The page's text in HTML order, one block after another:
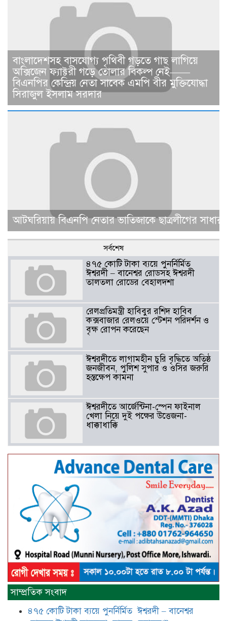
বাংলাদেশসহ বাসযোগ্য পৃথিবী গড়তে গাছ লাগিয়ে
অক্সিজেন ফ্যাক্টরী গড়ে তোলার বিকল্প নেই——
বিএনপির কেন্দ্রিয় নেতা সাবেক এমপি বীর মুক্তিযোদ্ধা
সিরাজুল ইসলাম সরদার
আটঘরিয়ায় বিএনপি নেতার ভাতিজাকে ছাত্রলীগের
সর্বশেষ
৪৭৫ কোটি টাকা ব্যয়ে পুনর্নির্মিত
ঈশ্বরদী – বানেশ্বর রোডসহ ঈশ্বরদী
তালতলা রোডের বেহালদশা
রেলপ্রতিমন্ত্রী হাবিবুর রশিদ হাবিব
কক্সবাজার রেলওয়ে স্টেশন পরিদর্শন ও
বৃক্ষ রোপন করেছেন
ঈশ্বরদীতে লাগামহীন চুরি বৃদ্ধিতে অতিষ্ঠ
জনজীবন, পুলিশ সুপার ও ওসির জরুরি
হস্তক্ষেপ কামনা ​
ঈশ্বরদীতে আর্জেন্টিনা-স্পেন ফাইনাল
খেলা নিয়ে দুই পক্ষের উত্তেজনা-
ধাক্কাধাক্কি
বাংলাদেশসহ বাসযোগ্য পৃথিবী গড়তে
গাছ লাগিয়ে অক্সিজেন ফ্যাক্টরী গড়ে
তোলার বিকল্প নেই——বিএনপির
কেন্দ্রিয় নেতা সাবেক এমপি বীর
মুক্তিযোদ্ধা সিরাজুল ইসলাম সরদার
আটঘরিয়ায় বিএনপি নেতার ভাতিজাকে ছাত্রলীগের সাধারণ
​​অবৈধ অর্থ বা পেশীশক্তি না থাকলে
রাজনীতিতে টিকে থাকার একমাত্র উপায়
বিএনপির কেন্দ্রিয় নেতা সিরাজুল ইসলাম
সরদার
সাম্প্রতিক সংবাদ
৪৭৫ কোটি টাকা ব্যয়ে পুনর্নির্মিত ঈশ্বরদী – বানেশ্বর